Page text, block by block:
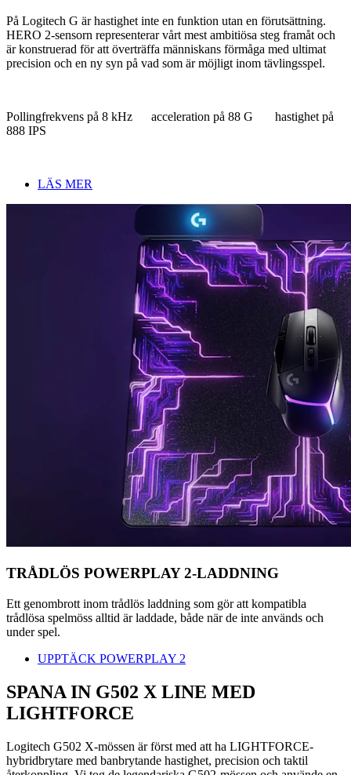
På Logitech G är hastighet inte en funktion utan en förutsättning.
HERO 2-sensorn representerar vårt mest ambitiösa steg framåt och
är konstruerad för att överträffa människans förmåga med ultimat
precision och en ny syn på vad som är möjligt inom tävlingsspel.
Pollingfrekvens på 8 kHz acceleration på 88 G hastighet på
888 IPS
LÄS MER
TRÅDLÖS POWERPLAY 2-LADDNING
Ett genombrott inom trådlös laddning som gör att kompatibla
trådlösa spelmöss alltid är laddade, både när de inte används och
under spel.
UPPTÄCK POWERPLAY 2
SPANA IN G502 X LINE MED
LIGHTFORCE
Logitech G502 X-mössen är först med att ha LIGHTFORCE-
hybridbrytare med banbrytande hastighet, precision och taktil